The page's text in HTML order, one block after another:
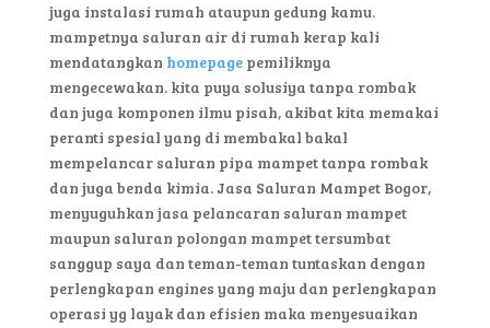
juga instalasi rumah ataupun gedung kamu.
mampetnya saluran air di rumah kerap kali
mendatangkan homepagepemiliknya
mengecewakan. kita puya solusiya tanpa rombak
dan juga komponen ilmu pisah, akibat kita memakai
peranti spesial yang di membakal bakal
mempelancar saluran pipa mampet tanpa rombak
dan juga benda kimia. Jasa Saluran Mampet Bogor,
menyuguhkan jasa pelancaran saluran mampet
maupun saluran polongan mampet tersumbat
sanggup saya dan teman-teman tuntaskan dengan
perlengkapan engines yang maju dan perlengkapan
operasi yg layak dan efisien maka menyesuaikan